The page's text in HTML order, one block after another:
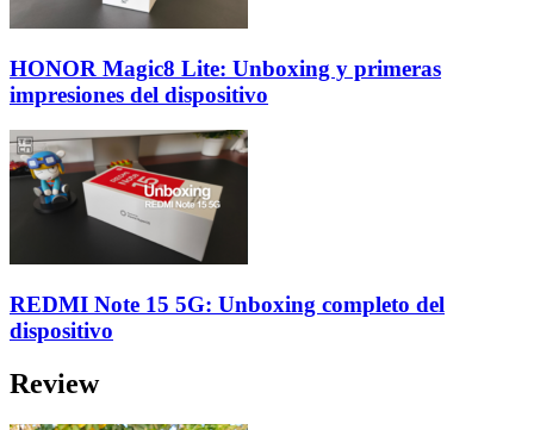
HONOR Magic8 Lite: Unboxing y primeras
impresiones del dispositivo
REDMI Note 15 5G: Unboxing completo del
dispositivo
Review